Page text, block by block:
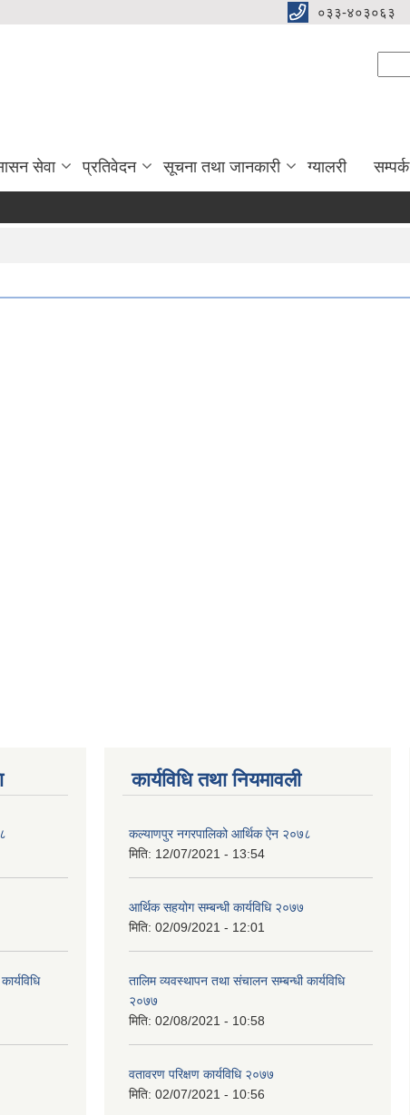
०३३-४०३०६३
सेवा प्रतिवेदन सूचना तथा जानकारी ग्यालरी सम्पर्क
कार्यविधि तथा नियमावली
कल्याणपुर नगरपालिको आर्थिक ऐन २०७८
मिति: 12/07/2021 - 13:54
आर्थिक सहयोग सम्बन्धी कार्यविधि २०७७
मिति: 02/09/2021 - 12:01
तालिम व्यवस्थापन तथा संचालन सम्बन्धी कार्यविधि
२०७७
मिति: 02/08/2021 - 10:58
वतावरण परिक्षण कार्यविधि २०७७
मिति: 02/07/2021 - 10:56